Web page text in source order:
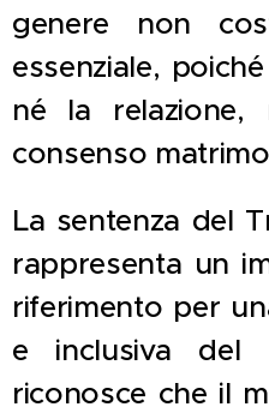
genere non
essenziale,
né la
consenso
La sentenza del
rappresenta un
riferimento per
e inclusiva del
riconosce che il